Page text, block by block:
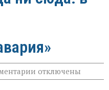
к
записи
отключены